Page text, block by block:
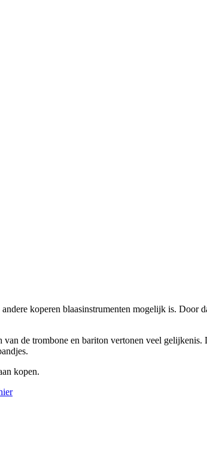
koperen blaasinstrumenten mogelijk is. Door
de trombone en bariton vertonen veel gelijkenis.
kopen.